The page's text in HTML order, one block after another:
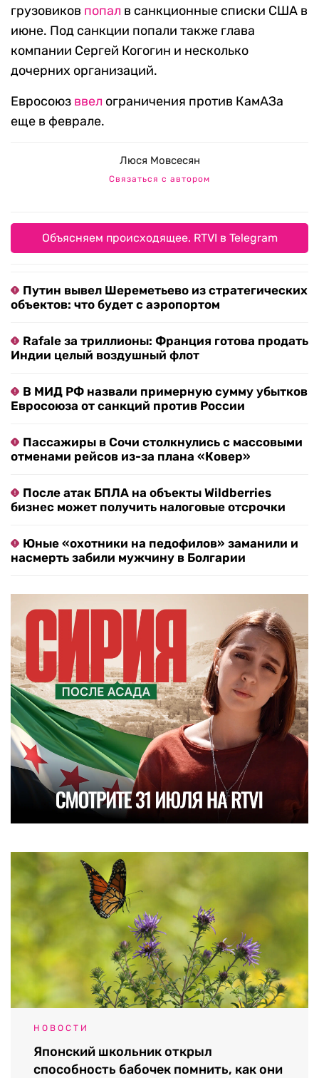
грузовиков попал в санкционные списки США в
июне. Под санкции попали также глава
компании Сергей Когогин и несколько
дочерних организаций.
Евросоюз ввел ограничения против КамАЗа
еще в феврале.
Люся Мовсесян
Связаться с автором
Объясняем происходящее. RTVI в Telegram
Путин вывел Шереметьево из стратегических
объектов: что будет с аэропортом
Rafale за триллионы: Франция готова продать
Индии целый воздушный флот
В МИД РФ назвали примерную сумму убытков
Евросоюза от санкций против России
Пассажиры в Сочи столкнулись с массовыми
отменами рейсов из-за плана «Ковер»
После атак БПЛА на объекты Wildberries
бизнес может получить налоговые отсрочки
Юные «охотники на педофилов» заманили и
насмерть забили мужчину в Болгарии
НОВОСТИ
Японский школьник открыл
способность бабочек помнить, как они